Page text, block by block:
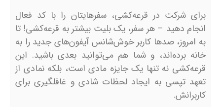
برای شرکت در قرعه‌کشی، سفرهایتان را با کد فعال
انجام دهید – هر سفر، یک بلیت بیشتر به قرعه‌کشی! تا
به امروز، صدها کاربر خوش‌شانس آیفون‌های جدید را به
خانه برده‌اند، و شما هم می‌توانید بعدی باشید. این
قرعه‌کشی نه تنها یک جایزه مادی است، بلکه نمادی از
تعهد تپسی به ایجاد لحظات شادی و غافلگیری برای
کاربرانش.